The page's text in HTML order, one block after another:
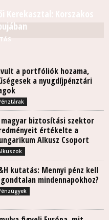
a portfóliók hozama,
a nyugdíjpénztári
magyar biztosítási szektor
értékelte a
Alkusz Csoport
kutatás: Mennyi pénz kell
mindennapokhoz?